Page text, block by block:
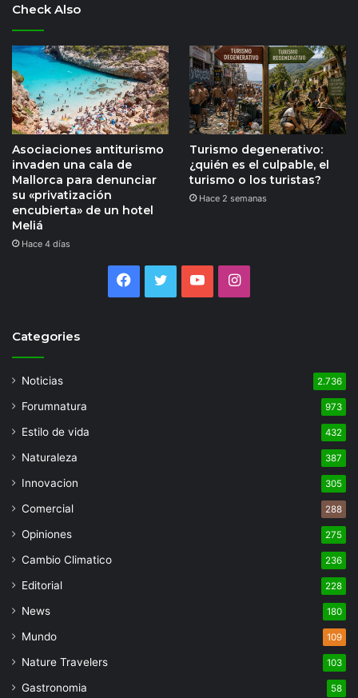
Check Also
Asociaciones antiturismo
invaden una cala de
Mallorca para denunciar
su «privatización
encubierta» de un hotel
Meliá
Hace 4 días
Turismo degenerativo:
¿quién es el culpable, el
turismo o los turistas?
Hace 2 semanas
Facebook
TwitterYouTubeInstagram
Categories
Noticias 2.736
Forumnatura 973
Estilo de vida 432
Naturaleza 387
Innovacion 305
Comercial 288
Opiniones 275
Cambio Climatico 236
Editorial 228
News 180
Mundo 109
Nature Travelers 103
Gastronomia 58